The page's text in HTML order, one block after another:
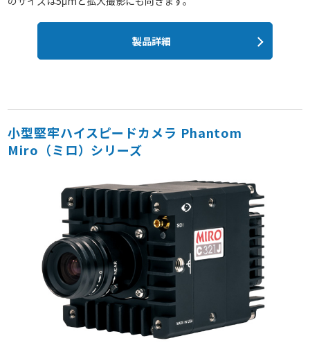
製品詳細
小型堅牢ハイスピードカメラ Phantom
Miro（ミロ）シリーズ